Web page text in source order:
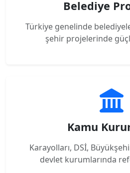
Belediye
Türkiye genelinde
şehir projelerinde
Kamu
Karayolları, DSİ,
devlet kurumlarında